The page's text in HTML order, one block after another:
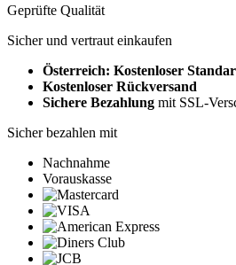
Geprüfte Qualität
Sicher und vertraut einkaufen
Österreich: Kostenloser
Kostenloser Rückversand
Sichere Bezahlung mit SSL-
Sicher bezahlen mit
Nachnahme
Vorauskasse